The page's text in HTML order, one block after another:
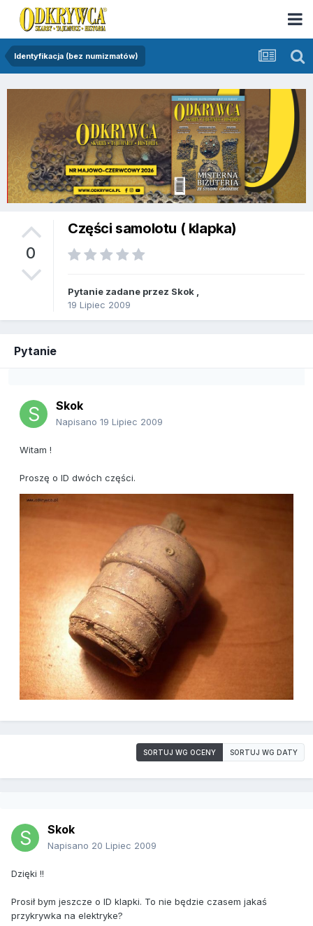
Identyfikacja (bez numizmatów)
0
Części samolotu ( klapka)
Pytanie zadane przez Skok
19 Lipiec 2009
Pytanie
Skok
Napisano 19 Lipiec 2009
Witam !
Proszę o ID dwóch części.
SORTUJ WG OCENY SORTUJ WG DATY
Skok
Napisano 20 Lipiec 2009
Dzięki !!
Prosił bym jeszcze o ID klapki. To nie będzie czasem jakaś
przykrywka na elektryke?